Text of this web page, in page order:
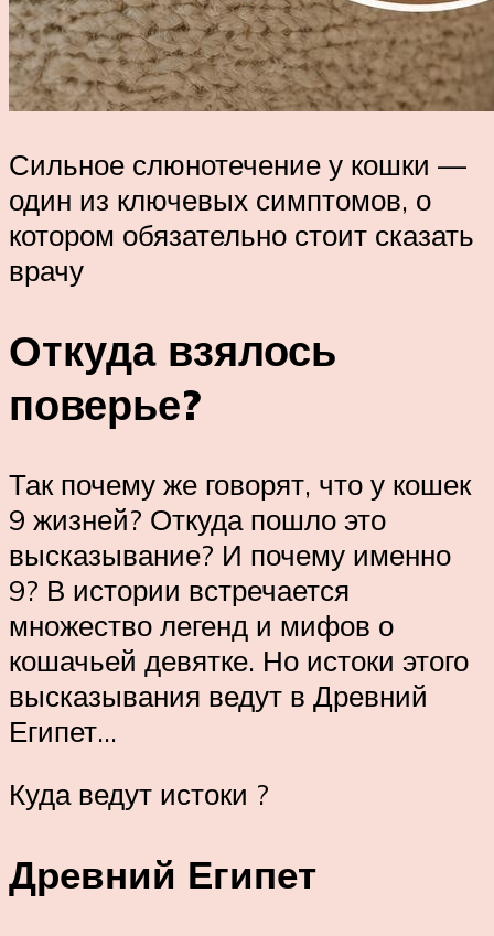
Сильное слюнотечение у кошки —
один из ключевых симптомов, о
котором обязательно стоит сказать
врачу
Откуда взялось
поверье?
Так почему же говорят, что у кошек
9 жизней? Откуда пошло это
высказывание? И почему именно
9? В истории встречается
множество легенд и мифов о
кошачьей девятке. Но истоки этого
высказывания ведут в Древний
Египет…
Куда ведут истоки ?
Древний Египет